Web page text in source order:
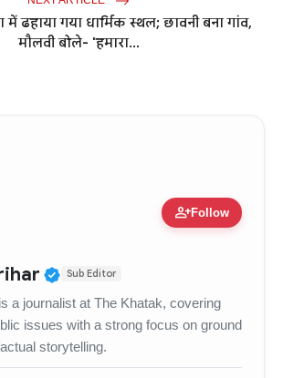
ढहाया गया धार्मिक स्थल; छावनी बना गांव,
मौलवी बोले- 'हमारा...
person_addFollow
Verified Public Figure •
Sub Editor
a journalist at The Khatak, covering
issues with a strong focus on ground
storytelling.